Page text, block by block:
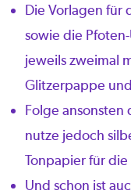
Die Vorlagen für
sowie die
jeweils zweimal
Glitzerpappe
Folge ansonsten
nutze jedoch
Tonpapier für
Und schon ist